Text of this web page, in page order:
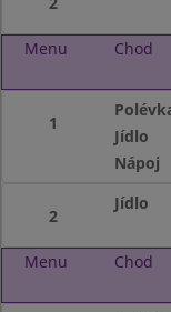
Menu Chod
1
Jídlo
Nápoj
2
Jídlo
Menu Chod